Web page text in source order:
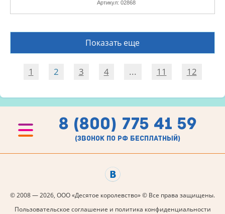
Артикул: 02868
Показать еще
1 2 3 4 ... 11 12
8 (800) 775 41 59
(звонок по рф бесплатный)
© 2008 — 2026, ООО «Десятое королевство» © Все права защищены.
Пользовательское соглашение и политика конфиденциальности